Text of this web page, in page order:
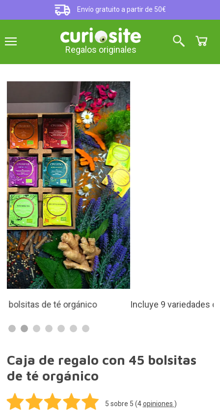
Envío gratuito a partir de 50€
Regalos originales
Incluye 9 variedades diferentes
Caja de regalo con 45 bolsitas
de té orgánico
5 sobre 5 (4 opiniones )